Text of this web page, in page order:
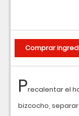
Precalentar el
bizcocho,
Comprar